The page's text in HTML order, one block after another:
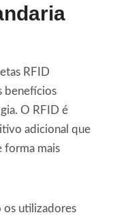
RFID
benefícios
O RFID é
adicional que
forma mais
os utilizadores